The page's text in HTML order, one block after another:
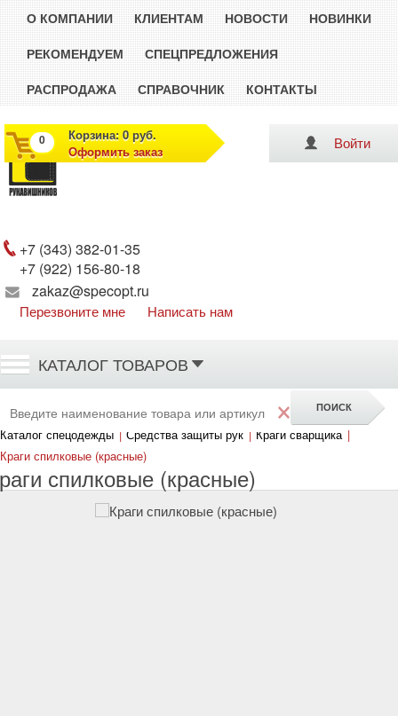
О КОМПАНИИ КЛИЕНТАМ НОВОСТИ
НОВИНКИ
РЕКОМЕНДУЕМ
СПЕЦПРЕДЛОЖЕНИЯ
РАСПРОДАЖА
СПРАВОЧНИК КОНТАКТЫ
+7 (343) 382-01-35
+7 (922) 156-80-18
zakaz@specopt.ru
Перезвоните мне Написать нам
Войти
Корзина: 0 руб.
Оформить заказ
0
КАТАЛОГ ТОВАРОВ
×
Каталог спецодежды | Средства защиты рук | Краги сварщика |
Краги спилковые (красные)
спилковые (красные)